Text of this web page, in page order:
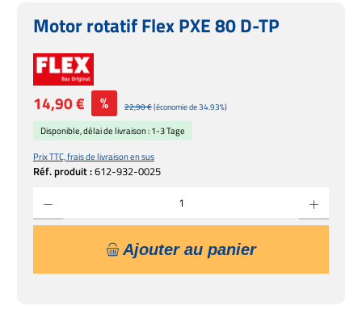
Motor rotatif Flex PXE 80 D-TP
Prix de vente :
14,90 € % Prix régulier :
22,90 €(économie de 34.93%)
Prix TTC, frais de livraison en sus
Réf. produit :612-932-0025
Disponible, délai de livraison : 1-3 Tage
Ajouter au panier